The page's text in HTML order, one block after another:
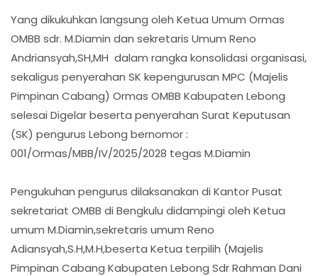
Yang dikukuhkan langsung oleh Ketua Umum Ormas
OMBB sdr. M.Diamin dan sekretaris Umum Reno
Andriansyah,SH,MH dalam rangka konsolidasi organisasi,
sekaligus penyerahan SK kepengurusan MPC (Majelis
Pimpinan Cabang) Ormas OMBB Kabupaten Lebong
selesai Digelar beserta penyerahan Surat Keputusan
(SK) pengurus Lebong bernomor :
001/Ormas/MBB/IV/2025/2028 tegas M.Diamin
Pengukuhan pengurus dilaksanakan di Kantor Pusat
sekretariat OMBB di Bengkulu didampingi oleh Ketua
umum M.Diamin,sekretaris umum Reno
Adiansyah,S.H,M.H,beserta Ketua terpilih (Majelis
Pimpinan Cabang Kabupaten Lebong Sdr Rahman Dani